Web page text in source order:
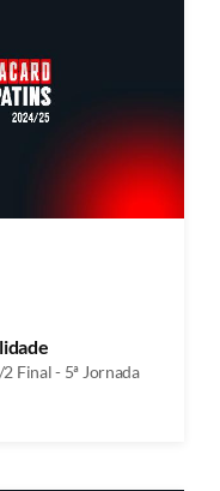
Final - 5ª Jornada